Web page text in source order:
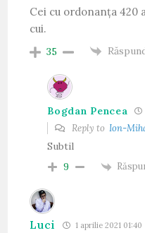
Cei cu ordonanța 420
cui.
35
Bogdan Pencea
Reply toIon-
Subtil
9
Luci 1 aprilie 2021 01:40